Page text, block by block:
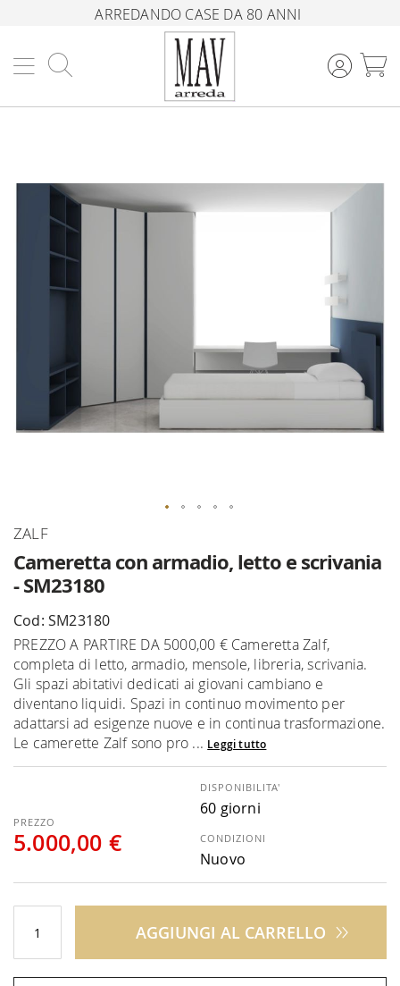
ARREDANDO CASE DA 80 ANNI
Cameretta con armadio, letto e scrivania
- SM23180
ZALF
Cod: SM23180
PREZZO A PARTIRE DA 5000,00 € Cameretta Zalf,
completa di letto, armadio, mensole, libreria, scrivania.
Gli spazi abitativi dedicati ai giovani cambiano e
diventano liquidi. Spazi in continuo movimento per
adattarsi ad esigenze nuove e in continua trasformazione.
Le camerette Zalf sono pro ... Leggi tutto
5.000,00 €
DISPONIBILITA'
60 giorni
CONDIZIONI
Nuovo
AGGIUNGI AL CARRELLO
della
immagini
Vai
della
galleria
immagini